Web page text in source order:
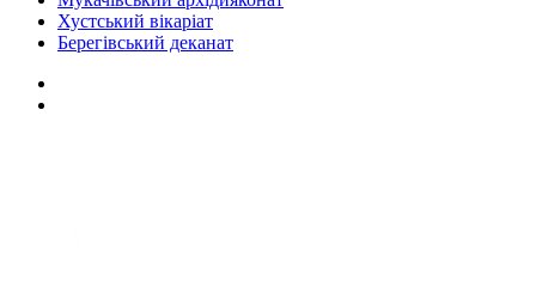
Хустський вікаріат
Берегівський деканат